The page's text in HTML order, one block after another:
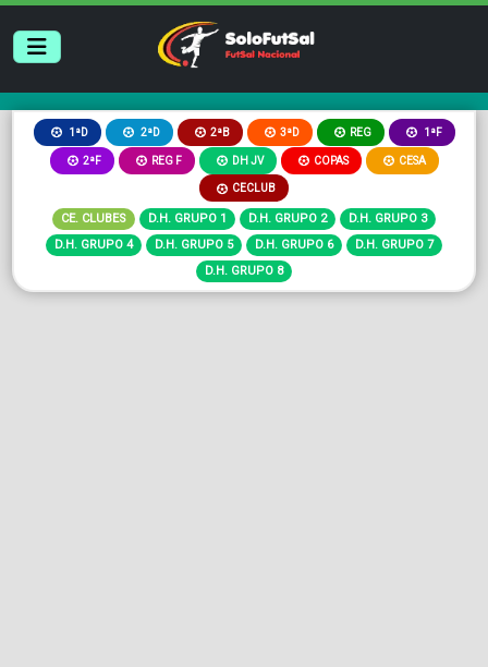
1ªD 2ªD 2ªB 3ªD REG 1ªF
2ªF REG F DH JV COPAS CESA
CECLUB
CE. CLUBES D.H. GRUPO 1 D.H. GRUPO 2
D.H. GRUPO 3
D.H. GRUPO 4
D.H. GRUPO 5 D.H. GRUPO 6
D.H. GRUPO 7
D.H. GRUPO 8